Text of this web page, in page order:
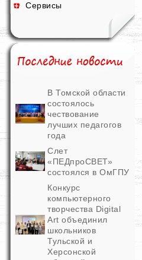
Сервисы
В Томской области
состоялось
чествование
лучших педагогов
года
Слет
«ПЕДпроСВЕТ»
состоялся в ОмГПУ
Конкурс
компьютерного
творчества Digital
Art объединил
школьников
Тульской и
Херсонской